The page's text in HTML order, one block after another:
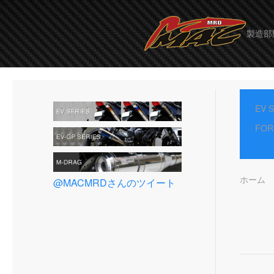
製造部
@MACMRDさんのツイート
EV
ホーム